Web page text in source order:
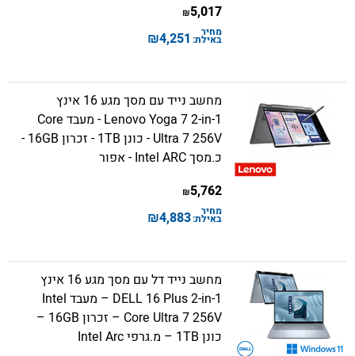
5,017
₪
מחיר
באילת: 4,251
₪
מחשב נייד עם מסך מגע 16 אינץ
Lenovo Yoga 7 2-in-1 - מעבד Core
Ultra 7 256V - כונן 1TB - זכרון 16GB -
כ.מסך Intel ARC - אפור
5,762
₪
מחיר
באילת:4,883
₪
מחשב נייד דל עם מסך מגע 16 אינץ
DELL 16 Plus 2-in-1 – מעבד Intel
Core Ultra 7 256V – זכרון 16GB –
כונן 1TB – מ.גרפי Intel Arc